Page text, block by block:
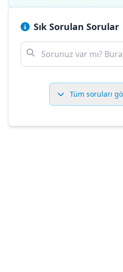
Sık Sorulan Sorular
Tüm soruları